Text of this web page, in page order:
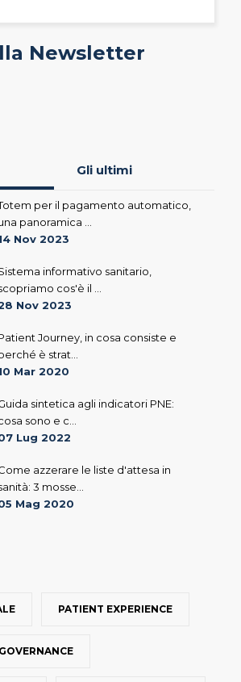
Newsletter
Gli ultimi
per il pagamento automatico,
panoramica ...
Nov 2023
informativo sanitario,
cos'è il ...
Nov 2023
Journey, in cosa consiste e
è strat...
Mar 2020
sintetica agli indicatori PNE:
sono e c...
Lug 2022
azzerare le liste d'attesa in
3 mosse...
Mag 2020
PATIENT EXPERIENCE